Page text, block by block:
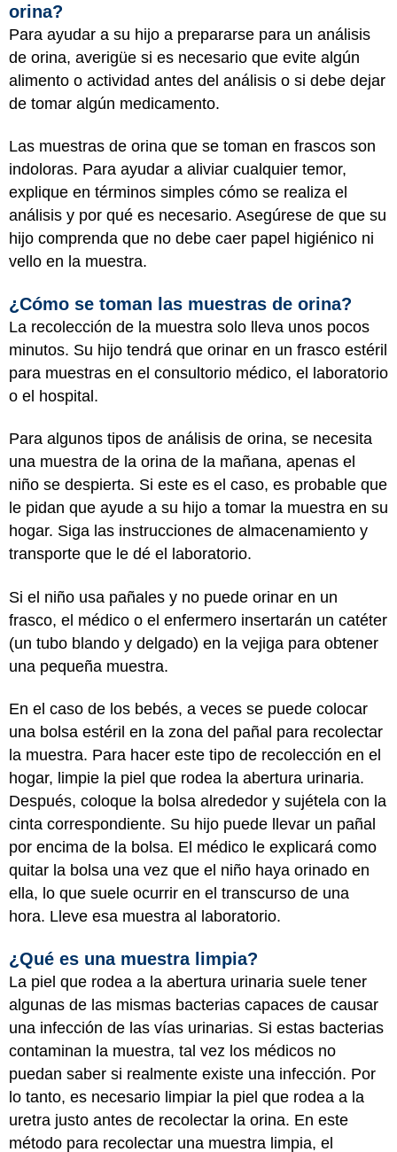
orina?
Para ayudar a su hijo a prepararse para un análisis
de orina, averigüe si es necesario que evite algún
alimento o actividad antes del análisis o si debe dejar
de tomar algún medicamento.
Las muestras de orina que se toman en frascos son
indoloras. Para ayudar a aliviar cualquier temor,
explique en términos simples cómo se realiza el
análisis y por qué es necesario. Asegúrese de que su
hijo comprenda que no debe caer papel higiénico ni
vello en la muestra.
¿Cómo se toman las muestras de orina?
La recolección de la muestra solo lleva unos pocos
minutos. Su hijo tendrá que orinar en un frasco estéril
para muestras en el consultorio médico, el laboratorio
o el hospital.
Para algunos tipos de análisis de orina, se necesita
una muestra de la orina de la mañana, apenas el
niño se despierta. Si este es el caso, es probable que
le pidan que ayude a su hijo a tomar la muestra en su
hogar. Siga las instrucciones de almacenamiento y
transporte que le dé el laboratorio.
Si el niño usa pañales y no puede orinar en un
frasco, el médico o el enfermero insertarán un catéter
(un tubo blando y delgado) en la vejiga para obtener
una pequeña muestra.
En el caso de los bebés, a veces se puede colocar
una bolsa estéril en la zona del pañal para recolectar
la muestra. Para hacer este tipo de recolección en el
hogar, limpie la piel que rodea la abertura urinaria.
Después, coloque la bolsa alrededor y sujétela con la
cinta correspondiente. Su hijo puede llevar un pañal
por encima de la bolsa. El médico le explicará como
quitar la bolsa una vez que el niño haya orinado en
ella, lo que suele ocurrir en el transcurso de una
hora. Lleve esa muestra al laboratorio.
¿Qué es una muestra limpia?
La piel que rodea a la abertura urinaria suele tener
algunas de las mismas bacterias capaces de causar
una infección de las vías urinarias. Si estas bacterias
contaminan la muestra, tal vez los médicos no
puedan saber si realmente existe una infección. Por
lo tanto, es necesario limpiar la piel que rodea a la
uretra justo antes de recolectar la orina. En este
método para recolectar una muestra limpia, el